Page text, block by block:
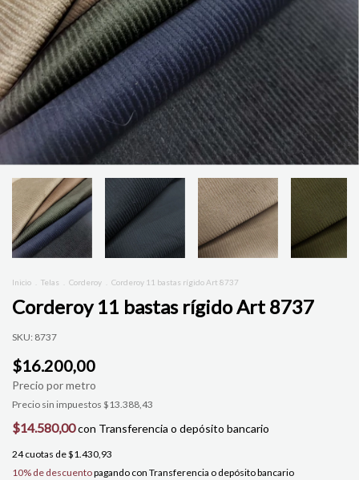
Inicio Telas Corderoy Corderoy 11 bastas rígido Art 8737
Corderoy 11 bastas rígido Art 8737
SKU: 8737
$16.200,00
Precio sin impuestos $13.388,43
$14.580,00con Transferencia o depósito bancario
24 cuotas de$1.430,93
10% de descuentopagando con Transferencia o depósito bancario